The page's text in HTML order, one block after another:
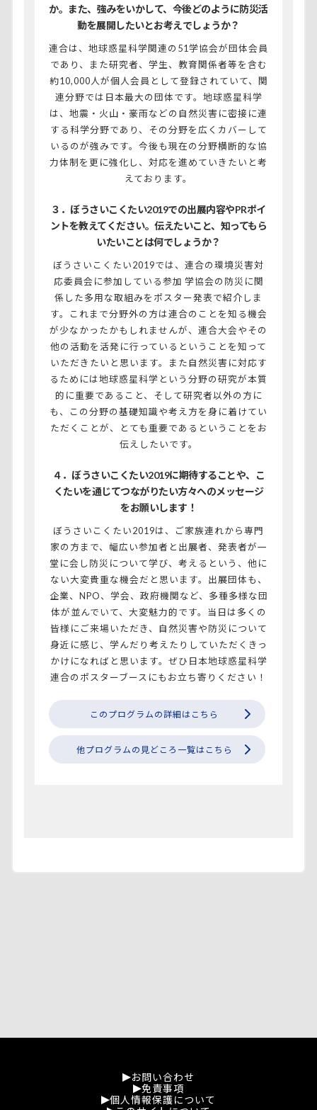
か。また、強みをいかして、今後どのように防災活
動を展開したいとお考えでしょうか？
連合は、地球惑星科学関連の51学協会が団体会員
であり、また研究者、学生、教育関係者等を含む
約10,000人が個人会員として登録されていて、関
連分野では日本最大の団体です。地球惑星科学
は、地震・火山・豪雨などの自然災害に密接に連
する科学分野であり、その分野を広くカバーして
いるのが強みです。今後も現在の分野横断的な協
力体制を更に強化し、対応を進めていきたいと考
えております。
３．ぼうさいこくたい2019での出展内容やPRポイ
ントを教えてください。伝えたいこと、知ってもら
いたいことは何でしょうか？
ぼうさいこくたい2019では、連合の環境災害対
応委員会に参加している参加 学協会の防災に関
係した多用な取組みをポスター発表で紹介しま
す。これまで分野外の方は連合のことを知る機会
が少なかったかもしれませんが、連合大会やその
他の活動を活発に行っているということを知って
いただきたいと思います。また自然災害に対応す
るためには地球惑星科学という分野の研究が本質
的に重要であること、そして研究者以外の方に
も、この分野の基礎知識や考え方を身に着けてい
ただくことが、とても重要であるということをお
伝えしたいです。
４．ぼうさいこくたい2019に期待することや、こ
くたいを通じてつながりたい方々へのメッセージ
をお願いします！
ぼうさいこくたい2019は、ご家族連れから専門
家の方まで、幅広い参加者と出展者、発表者が一
堂に会し防災について学び、考えるという、他に
ない大変貴重な機会だと思います。出展団体も、
企業、NPO、学会、政府機関など、多種多様な団
体が並んでいて、大変魅力的です。当日は多くの
皆様にご来場いただき、自然災害や防災について
身近に感じ、学んだり考えたりしていただくきっ
かけになればと思います。ぜひ日本地球惑星科学
連合のポスターブースにもお立ち寄りください！
このプログラムの詳細はこちら
他プログラムの見どころ一覧はこちら
お問い合わせ
免責事項
個人情報保護について